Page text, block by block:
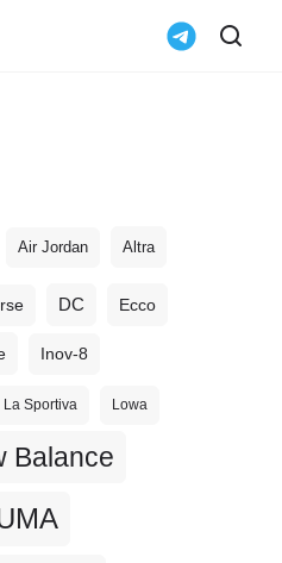
Air Jordan Altra
DC Ecco
Inov-8
La Sportiva Lowa
Balance